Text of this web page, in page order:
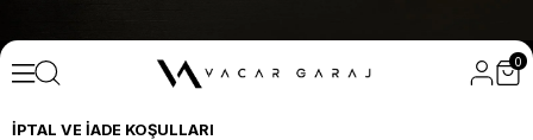
0
İPTAL VE İADE KOŞULLARI